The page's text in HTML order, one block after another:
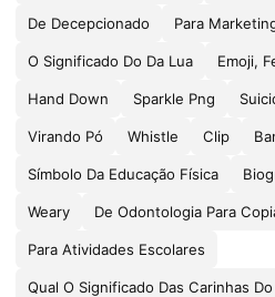
De Decepcionado Para
O Significado Do Da Lua Emoji,
Hand Down Sparkle Png
Virando Pó Whistle Clip
Símbolo Da Educação Física
Weary De Odontologia Para
Para Atividades Escolares
Qual O Significado Das Carinhas